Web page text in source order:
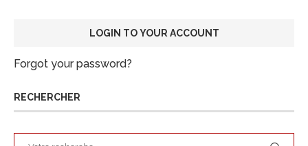
Forgot your password?
RECHERCHER